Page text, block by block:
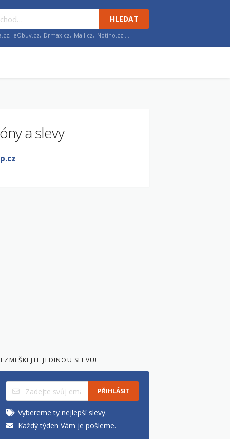
HLEDAT
, eObuv.cz, Drmax.cz, Mall.cz, Notino.cz …
a slevy
JEDINOU SLEVU!
PŘIHLÁSIT
Vybereme ty nejlepší slevy.
Každý týden Vám je pošleme.